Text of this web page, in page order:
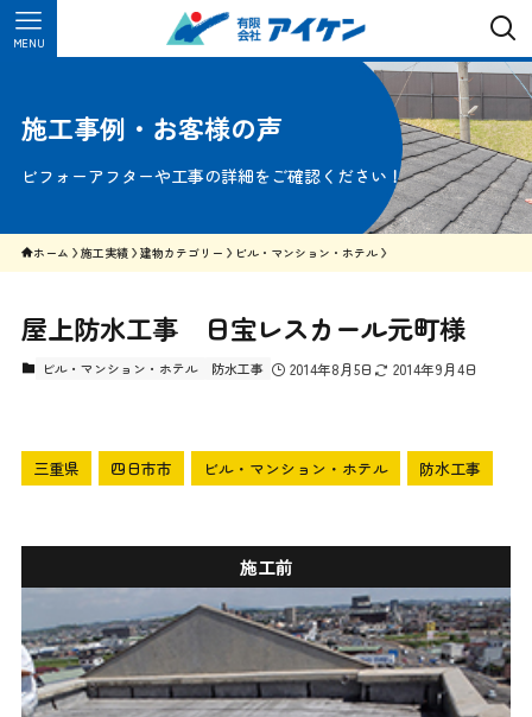
MENU
施工事例・お客様の声
ビフォーアフターや工事の詳細をご確認ください！
ホーム 施工実績 建物カテゴリー ビル・マンション・ホテル
屋上防水工事 日宝レスカール元町様
ビル・マンション・ホテル 防水工事 2014年8月5日 2014年9月4日
三重県 四日市市 ビル・マンション・ホテル 防水工事
施工前